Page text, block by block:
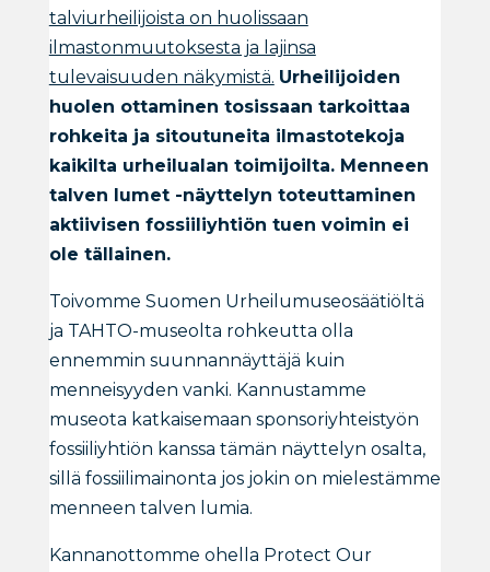
talviurheilijoista on huolissaan
ilmastonmuutoksesta ja lajinsa
tulevaisuuden näkymistä. Urheilijoiden
huolen ottaminen tosissaan tarkoittaa
rohkeita ja sitoutuneita ilmastotekoja
kaikilta urheilualan toimijoilta. Menneen
talven lumet -näyttelyn toteuttaminen
aktiivisen fossiiliyhtiön tuen voimin ei
ole tällainen.
Toivomme Suomen Urheilumuseosäätiöltä
ja TAHTO-museolta rohkeutta olla
ennemmin suunnannäyttäjä kuin
menneisyyden vanki. Kannustamme
museota katkaisemaan sponsoriyhteistyön
fossiiliyhtiön kanssa tämän näyttelyn osalta,
sillä fossiilimainonta jos jokin on mielestämme
menneen talven lumia.
Kannanottomme ohella Protect Our